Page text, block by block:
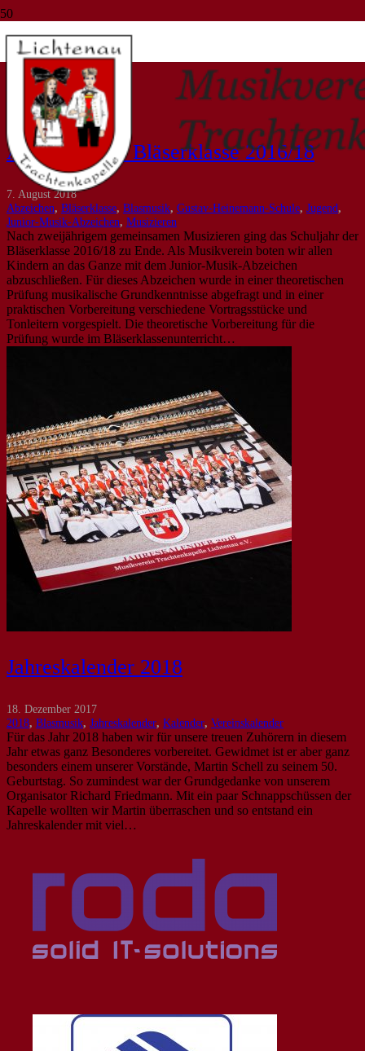
Blasmusik
Blasmusik
Abschluss der Bläserklasse 2016/18
7. August 2018
Abzeichen, Bläserklasse, Blasmusik, Gustav-Heinemann-Schule, Jugend,
Junior-Musik-Abzeichen, Musizieren
Nach zweijährigem gemeinsamen Musizieren ging das Schuljahr der
Bläserklasse 2016/18 zu Ende. Als Musikverein boten wir allen
Kindern an das Ganze mit dem Junior-Musik-Abzeichen
abzuschließen. Für dieses Abzeichen wurde in einer theoretischen
Prüfung musikalische Grundkenntnisse abgefragt und in einer
praktischen Vorbereitung verschiedene Vortragsstücke und
Tonleitern vorgespielt. Die theoretische Vorbereitung für die
Prüfung wurde im Bläserklassenunterricht…
Jahreskalender 2018
18. Dezember 2017
2018, Blasmusik, Jahreskalender, Kalender, Vereinskalender
Für das Jahr 2018 haben wir für unsere treuen Zuhörern in diesem
Jahr etwas ganz Besonderes vorbereitet. Gewidmet ist er aber ganz
besonders einem unserer Vorstände, Martin Schell zu seinem 50.
Geburtstag. So zumindest war der Grundgedanke von unserem
Organisator Richard Friedmann. Mit ein paar Schnappschüssen der
Kapelle wollten wir Martin überraschen und so entstand ein
Jahreskalender mit viel…